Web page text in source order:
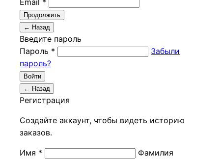
Email *
Продолжить
← Назад
Введите пароль
Пароль *
Забыли
пароль?
Войти
← Назад
Регистрация
Создайте аккаунт, чтобы видеть историю
заказов.
Имя * Фамилия